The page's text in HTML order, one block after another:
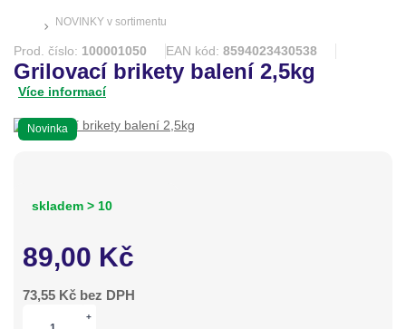
NOVINKY v sortimentu
Prod. číslo: 100001050 EAN kód: 8594023430538
Grilovací brikety balení 2,5kg
Více informací
Novinka
skladem > 10
89,00 Kč
73,55 Kč bez DPH
+